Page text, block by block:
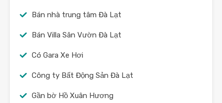
Bán nhà trung tâm Đà Lạt
Bán Villa Sân Vườn Đà Lạt
Có Gara Xe Hơi
Công ty Bất Động Sản Đà Lạt
Gần bờ Hồ Xuân Hương